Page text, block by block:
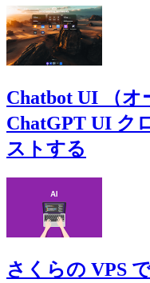
Chatbot UI （
ChatGPT UI ク
ストする
さくらの VPS